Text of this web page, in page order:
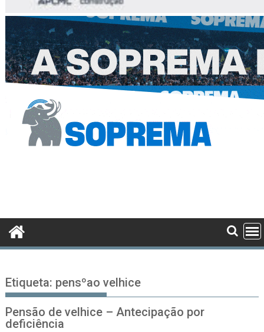
Etiqueta: pensºao velhice
Pensão de velhice – Antecipação por
deficiência